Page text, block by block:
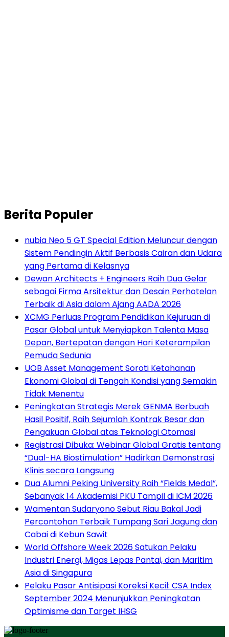
Berita Populer
nubia Neo 5 GT Special Edition Meluncur dengan
Sistem Pendingin Aktif Berbasis Cairan dan Udara
yang Pertama di Kelasnya
Dewan Architects + Engineers Raih Dua Gelar
sebagai Firma Arsitektur dan Desain Perhotelan
Terbaik di Asia dalam Ajang AADA 2026
XCMG Perluas Program Pendidikan Kejuruan di
Pasar Global untuk Menyiapkan Talenta Masa
Depan, Bertepatan dengan Hari Keterampilan
Pemuda Sedunia
UOB Asset Management Soroti Ketahanan
Ekonomi Global di Tengah Kondisi yang Semakin
Tidak Menentu
Peningkatan Strategis Merek GENMA Berbuah
Hasil Positif, Raih Sejumlah Kontrak Besar dan
Pengakuan Global atas Teknologi Otomasi
Registrasi Dibuka: Webinar Global Gratis tentang
“Dual-HA Biostimulation” Hadirkan Demonstrasi
Klinis secara Langsung
Dua Alumni Peking University Raih “Fields Medal”,
Sebanyak 14 Akademisi PKU Tampil di ICM 2026
Wamentan Sudaryono Sebut Riau Bakal Jadi
Percontohan Terbaik Tumpang Sari Jagung dan
Cabai di Kebun Sawit
World Offshore Week 2026 Satukan Pelaku
Industri Energi, Migas Lepas Pantai, dan Maritim
Asia di Singapura
Pelaku Pasar Antisipasi Koreksi Kecil: CSA Index
September 2024 Menunjukkan Peningkatan
Optimisme dan Target IHSG